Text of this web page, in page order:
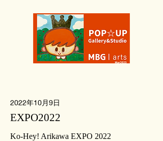
2022年10月9日
EXPO2022
Ko-Hey! Arikawa EXPO 2022